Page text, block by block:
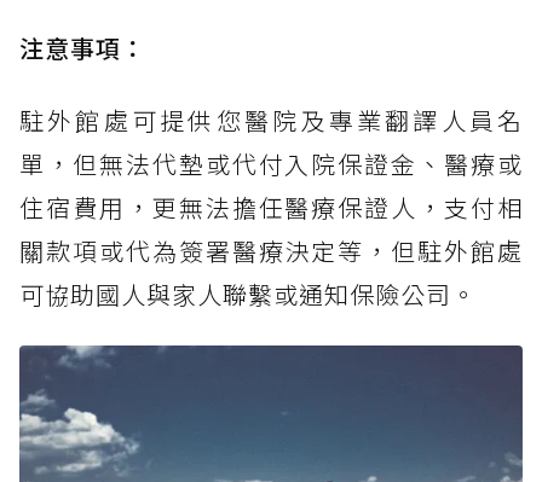
注意事項：
駐外館處可提供您醫院及專業翻譯人員名
單，但無法代墊或代付入院保證金、醫療或
住宿費用，更無法擔任醫療保證人，支付相
關款項或代為簽署醫療決定等，但駐外館處
可協助國人與家人聯繫或通知保險公司。